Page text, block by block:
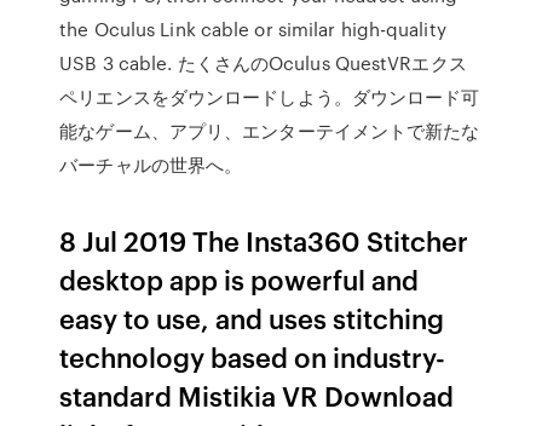
the Oculus Link cable or similar high-quality
USB 3 cable. たくさんのOculus QuestVRエクス
ペリエンスをダウンロードしよう。ダウンロード可
能なゲーム、アプリ、エンターテイメントで新たな
バーチャルの世界へ。
8 Jul 2019 The Insta360 Stitcher
desktop app is powerful and
easy to use, and uses stitching
technology based on industry-
standard Mistikia VR Download